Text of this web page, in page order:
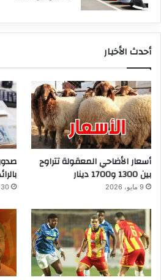
أحدث الأخبار
أسعار الأضاحي المعقولة تتراوح
بين 1300 و1700 دينار
9 مايو، 2026 30 أبريل، 2026